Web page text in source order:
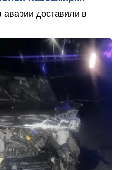
аварии доставили в